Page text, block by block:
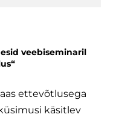
veebiseminaril
ettevõtlusega
käsitlev